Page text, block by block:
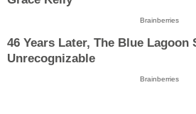
Brainberries
46 Years Later, The Blue Lagoon
Unrecognizable
Brainberries